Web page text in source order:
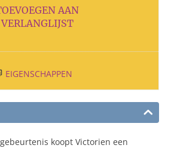
AAN
VERLANGLIJST
EIGENSCHAPPEN
koopt Victorien een